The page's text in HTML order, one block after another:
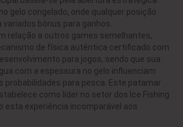
gelo congelado, onde qualquer posição
bônus para ganhos.
relação a outros games semelhantes,
de física autêntica certificado com
para jogos, sendo que sua
com a espessura no gelo influenciam
probabilidades para pesca. Este patamar
como líder no setor dos Ice Fishing
esta experiência incomparável aos